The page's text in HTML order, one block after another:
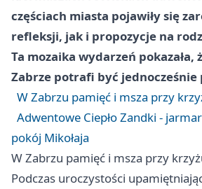
częściach miasta pojawiły się
refleksji, jak i propozycje na
Ta mozaika wydarzeń
Zabrze potrafi być jednocześnie
W Zabrzu pamięć i msza przy
Adwentowe Ciepło Zandki -
pokój Mikołaja
W Zabrzu pamięć i msza przy
Podczas uroczystości